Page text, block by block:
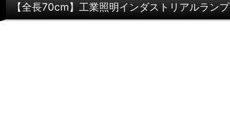
【全長70cm】工業照明インダストリアルラン